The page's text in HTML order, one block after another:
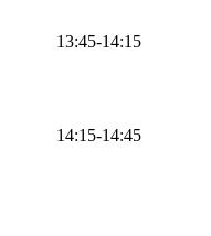
13:45-14:15
14:15-14:45